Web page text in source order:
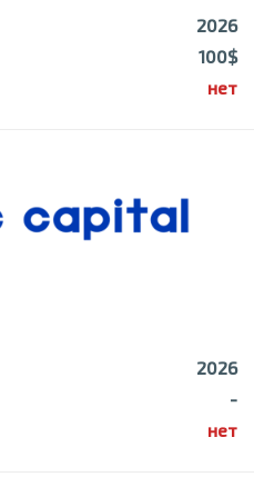
2026
100$
нет
2026
-
нет